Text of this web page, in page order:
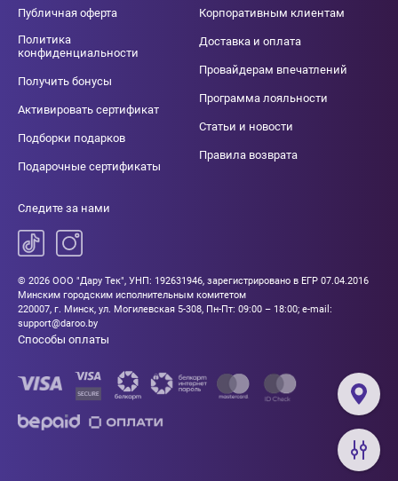
Публичная оферта
Политика
конфиденциальности
Получить бонусы
Активировать сертификат
Подборки подарков
Подарочные сертификаты
Корпоративным клиентам
Доставка и оплата
Провайдерам впечатлений
Программа лояльности
Статьи и новости
Правила возврата
Следите за нами
© 2026 ООО "Дару Тек", УНП: 192631946, зарегистрировано в ЕГР 07.04.2016
Минским городским исполнительным комитетом
220007, г. Минск, ул. Могилевская 5-308, Пн-Пт: 09:00 – 18:00; e-mail:
support@daroo.by
Способы оплаты